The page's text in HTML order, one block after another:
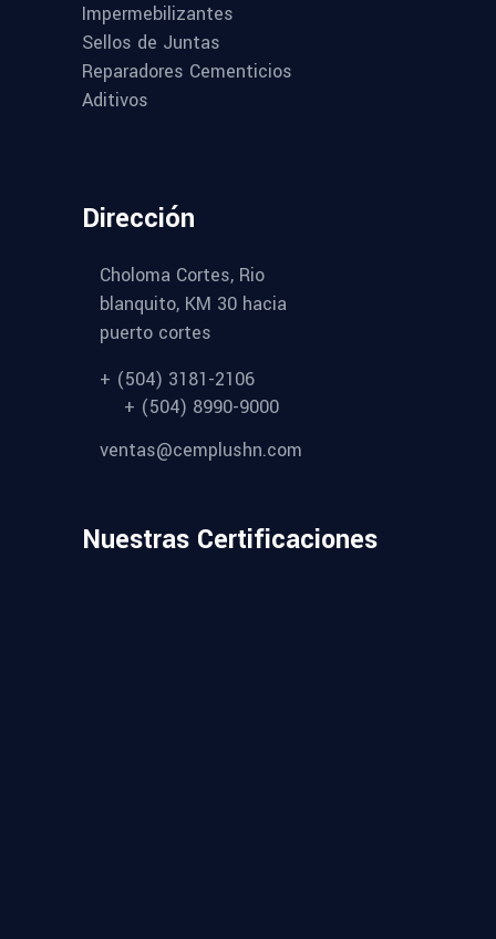
Impermebilizantes
Sellos de Juntas
Reparadores Cementicios
Aditivos
Dirección
Choloma Cortes, Rio
blanquito, KM 30 hacia
puerto cortes
+ (504) 3181-2106
+ (504) 8990-9000
ventas@cemplushn.com
Nuestras Certificaciones